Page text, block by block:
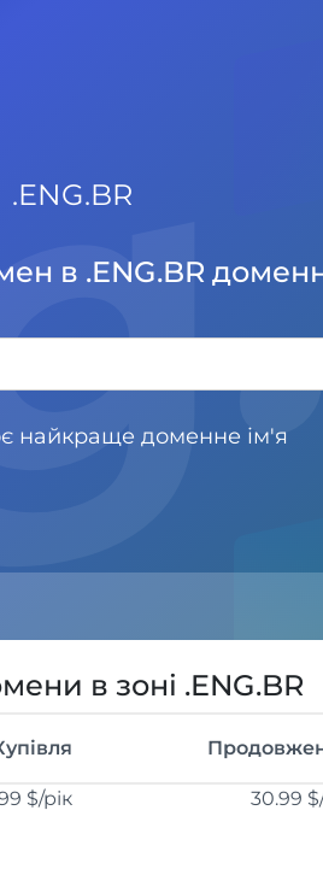
.ENG.BR
в .ENG.BR
найкраще доменне ім'я
в зоні .ENG.BR
$/рік 30.99 $